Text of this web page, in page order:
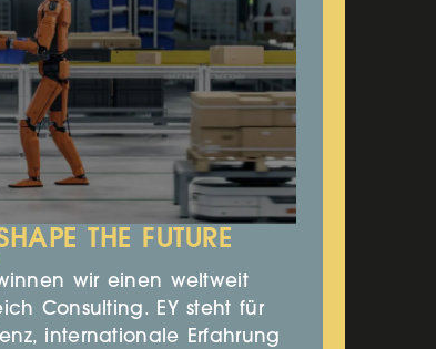
THE FUTURE
wir einen weltweit
Consulting. EY steht für
internationale Erfahrung